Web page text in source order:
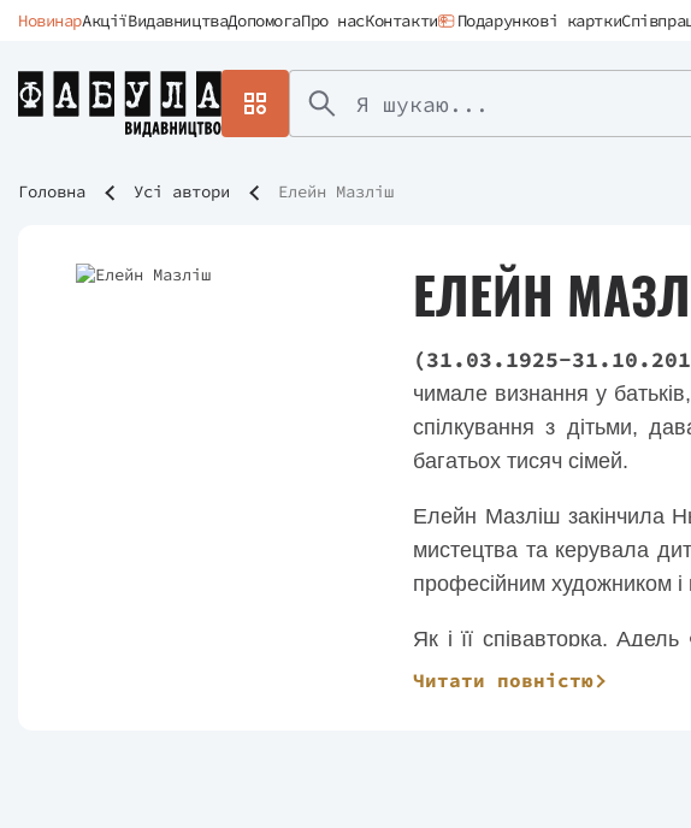
НовинарАкціїВидавництваДопомогаПро насКонтакти Подарункові картки
Головна Усі автори Елейн Мазліш
ЕЛЕЙН
(31.03.1925-
чимале визнання у
спілкування з дітьми,
багатьох тисяч сімей.
Елейн Мазліш закінчила
мистецтва та керувала
професійним художником і
Як і її співавторка,
були членами факультету
Читати повністю